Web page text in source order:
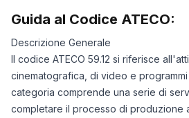
Guida al Codice ATECO:
Descrizione Generale
Il codice ATECO 59.12 si riferisce
cinematografica, di video e
categoria comprende una serie di
completare il processo di produzione